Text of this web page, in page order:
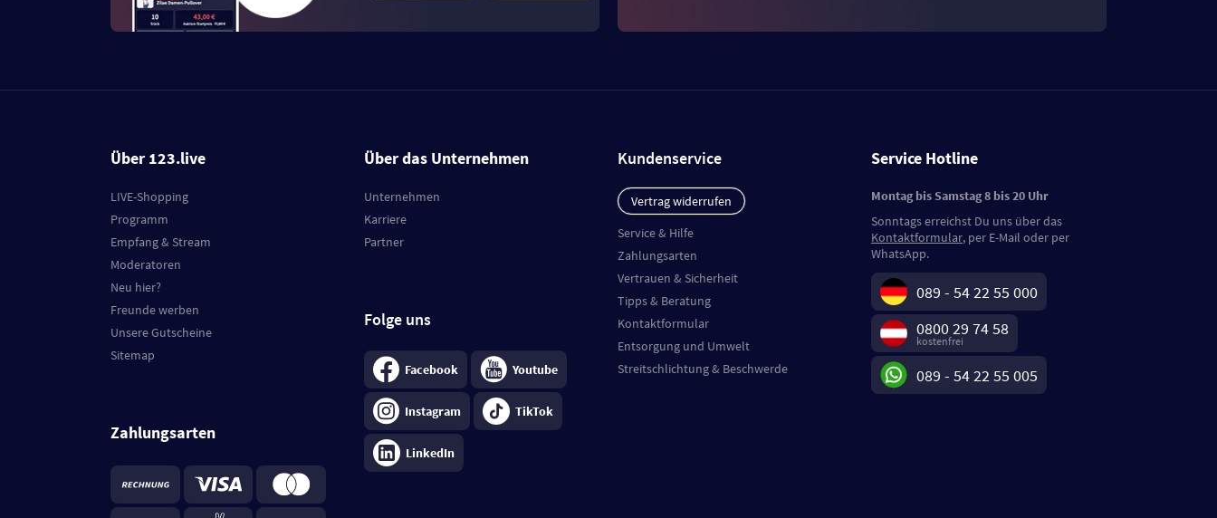
Über 123.live
LIVE-Shopping
Programm
Empfang & Stream
Moderatoren
Neu hier?
Freunde werben
Unsere Gutscheine
Sitemap
Zahlungsarten
Über das Unternehmen
Unternehmen
Karriere
Partner
Folge uns
Facebook Youtube
Instagram TikTok
LinkedIn
Kundenservice
Vertrag widerrufen
Service & Hilfe
Zahlungsarten
Vertrauen & Sicherheit
Tipps & Beratung
Kontaktformular
Entsorgung und Umwelt
Streitschlichtung & Beschwerde
Service Hotline
Montag bis Samstag 8 bis 20 Uhr
Sonntags erreichst Du uns über das
Kontaktformular, per E-Mail oder per
WhatsApp.
089 - 54 22 55 000
0800 29 74 58
kostenfrei
089 - 54 22 55 005